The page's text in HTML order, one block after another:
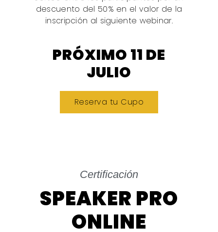
descuento del 50% en el valor de la
inscripción al siguiente webinar.
PRÓXIMO 11 DE
JULIO
Reserva tu Cupo
Certificación
SPEAKER PRO
ONLINE